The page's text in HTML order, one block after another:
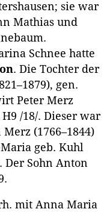
sie war
Mathias und
Schnee hatte
. Die Tochter der
gen.
Peter Merz
H9 /18/. Dieser war
(1766–1844)
geb. Kuhl
Der Sohn Anton
mit Anna Maria